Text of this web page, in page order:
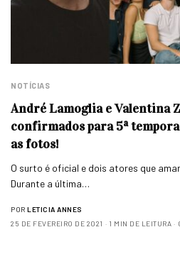
NOTÍCIAS
André Lamoglia e Valentina
confirmados para 5ª
as fotos!
O surto é oficial e dois atores que
Durante a última…
POR LETICIA ANNES
25 DE FEVEREIRO DE 2021
1 MIN DE LEITURA